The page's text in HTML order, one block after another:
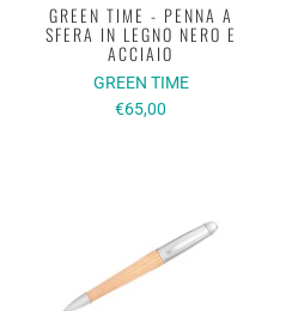
GREEN TIME - PENNA A
SFERA IN LEGNO NERO E
ACCIAIO
GREEN TIME
€65,00